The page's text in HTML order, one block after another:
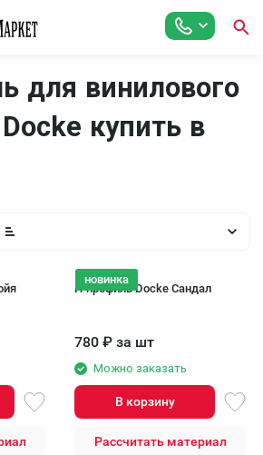
для винилового
купить в
новинка
H-профиль Docke Сандал
780 ₽ за шт
Можно заказать
В корзину
Рассчитать материал